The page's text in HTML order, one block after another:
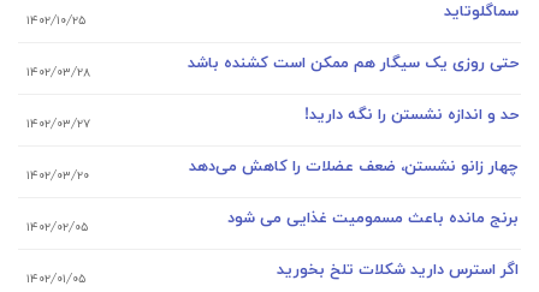
سماگلوتاید ۱۴۰۲/۱۰/۲۵
حتی روزی یک سیگار هم ممکن است کشنده باشد ۱۴۰۲/۰۳/۲۸
حد و اندازه نشستن را نگه دارید! ۱۴۰۲/۰۳/۲۷
چهار زانو نشستن، ضعف عضلات را کاهش می‌دهد ۱۴۰۲/۰۳/۲۰
برنج مانده باعث مسمومیت غذایی می شود ۱۴۰۲/۰۲/۰۵
اگر استرس دارید شکلات تلخ بخورید ۱۴۰۲/۰۱/۰۵